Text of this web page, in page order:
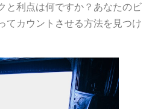
と利点は何ですか？あなたのビ
てカウントさせる方法を見つけ